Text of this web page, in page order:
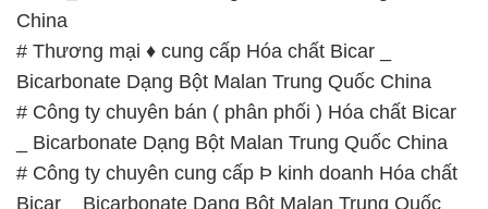
_ Bicarbonate Dạng Bột Malan Trung Quốc China
# Công ty chuyên cung cấp Þ kinh doanh Hóa chất
Bicar _ Bicarbonate Dạng Bột Malan Trung Quốc
China
# Địa chỉ chuyên cung cấp › bán Hóa chất Bicar _
Bicarbonate Dạng Bột Malan Trung Quốc China
# Địa chỉ chuyên cung ứng ► bán Hóa chất Bicar _